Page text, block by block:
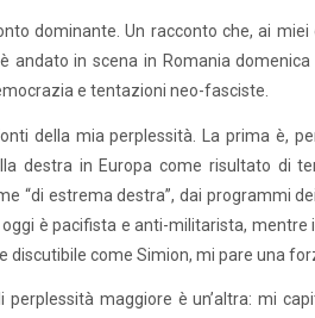
dominante. Un racconto che, ai
andato in scena in Romania
e tentazioni neo-fasciste.
della mia perplessità. La prima è,
destra in Europa come risultato di
“di estrema destra”, dai programmi
oggi è pacifista e anti-militarista,
discutibile come Simion, mi pare una
perplessità maggiore è un’altra: mi